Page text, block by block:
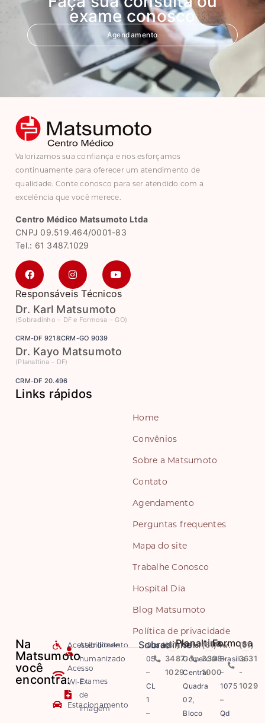
exame conosco
Agendamento
Valorizamos sua confiança e nos esforçamos
continuamente para oferecer um atendimento de
qualidade. Conte conosco para ser atendido com a
excelência que você merece.
Centro Médico Matsumoto Ltda
CNPJ 09.519.464/0001-83
Tel.: 61 3487.1029
Responsáveis Técnicos
Dr. Karl Matsumoto
(Sobradinho – DF e Formosa – GO)
CRM-DF 9218CRM-GO 9039
Dr. Kayo Matsumoto
(Planaltina – DF)
CRM-DF 20.496
Links rápidos
Home
Convênios
Sobre a Matsumoto
Contato
Agendamento
Perguntas frequentes
Mapa do site
Trabalhe Conosco
Hospital Dia
Blog Matsumoto
Política de privacidade
Na
Matsumoto
você
encontra:
Acessibilidade
Acesso
Wi-Fi
Estacionamento
Atendimento
humanizado
Exames
de
imagem
Sobradinho
Quadra
05
–
CL
1
–
(61)
3487-
1029
Planaltina
Setor
Comercial
Central
Quadra
02,
Bloco
(61)
3308-
1000
Formosa
Av.
Brasília
–
1075
–
Qd
(61)
3631
-
1029